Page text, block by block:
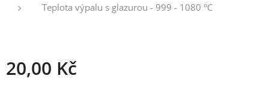
Teplota výpalu s glazurou - 999 - 1080 °C
20,00 Kč